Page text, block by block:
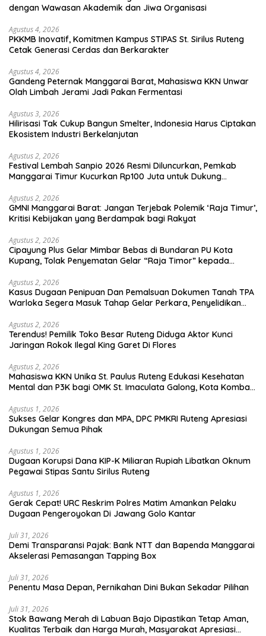
dengan Wawasan Akademik dan Jiwa Organisasi
Agustus 4, 2026
PKKMB Inovatif, Komitmen Kampus STIPAS St. Sirilus Ruteng
Cetak Generasi Cerdas dan Berkarakter
Agustus 4, 2026
Gandeng Peternak Manggarai Barat, Mahasiswa KKN Unwar
Olah Limbah Jerami Jadi Pakan Fermentasi
Agustus 3, 2026
Hilirisasi Tak Cukup Bangun Smelter, Indonesia Harus Ciptakan
Ekosistem Industri Berkelanjutan
Agustus 2, 2026
Festival Lembah Sanpio 2026 Resmi Diluncurkan, Pemkab
Manggarai Timur Kucurkan Rp100 Juta untuk Dukung
Agustus 2, 2026
GMNI Manggarai Barat: Jangan Terjebak Polemik ‘Raja Timur’,
Kritisi Kebijakan yang Berdampak bagi Rakyat
Agustus 2, 2026
Cipayung Plus Gelar Mimbar Bebas di Bundaran PU Kota
Kupang, Tolak Penyematan Gelar “Raja Timor” kepada
Agustus 2, 2026
Kasus Dugaan Penipuan Dan Pemalsuan Dokumen Tanah TPA
Warloka Segera Masuk Tahap Gelar Perkara, Penyelidikan
Agustus 2, 2026
Terendus! Pemilik Toko Besar Ruteng Diduga Aktor Kunci
Jaringan Rokok Ilegal King Garet Di Flores
Agustus 2, 2026
Mahasiswa KKN Unika St. Paulus Ruteng Edukasi Kesehatan
Mental dan P3K bagi OMK St. Imaculata Galong, Kota Komba
Agustus 1, 2026
Sukses Gelar Kongres dan MPA, DPC PMKRI Ruteng Apresiasi
Dukungan Semua Pihak
Agustus 1, 2026
Dugaan Korupsi Dana KIP-K Miliaran Rupiah Libatkan Oknum
Pegawai Stipas Santu Sirilus Ruteng
Agustus 1, 2026
Gerak Cepat! URC Reskrim Polres Matim Amankan Pelaku
Dugaan Pengeroyokan Di Jawang Golo Kantar
Juli 31, 2026
​Demi Transparansi Pajak: Bank NTT dan Bapenda Manggarai
Akselerasi Pemasangan Tapping Box
Juli 31, 2026
Penentu Masa Depan, Pernikahan Dini Bukan Sekadar Pilihan
Juli 31, 2026
Stok Bawang Merah di Labuan Bajo Dipastikan Tetap Aman,
Kualitas Terbaik dan Harga Murah, Masyarakat Apresiasi